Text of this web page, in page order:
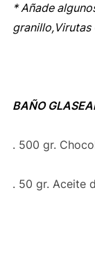
* Añade
BAÑO
. 500 gr.
. 50 gr. Aceite